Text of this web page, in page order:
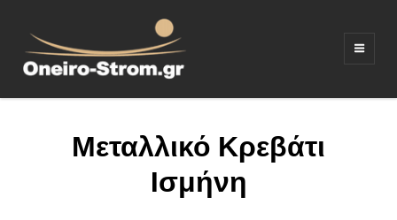
ΚΡΕΒΑΤΙΑ –
ΚΑΝΑΠΕΔΕΣ
Μεταλλικό Κρεβάτι
Iσμήνη